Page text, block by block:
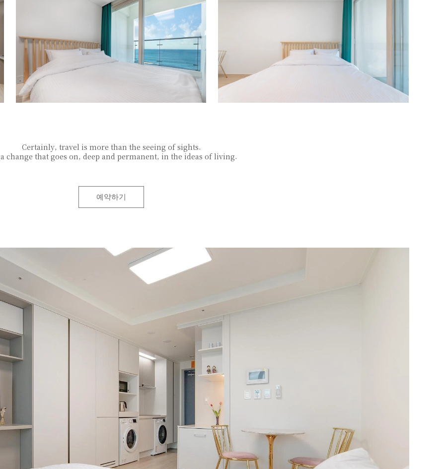
Certainly, travel is more than the seeing of sights.
change that goes on, deep and permanent, in the ideas of living.
예약하기